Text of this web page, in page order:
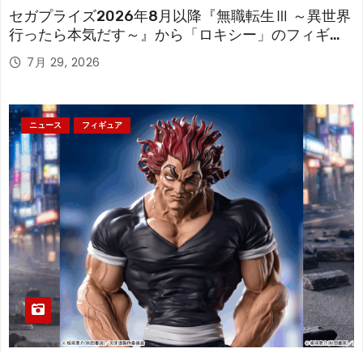
セガプライズ2026年8月以降『無職転生Ⅲ ～異世界
行ったら本気だす～』から「ロキシー」のフィギュ
アが登場！
7月 29, 2026
ニュース フィギュア